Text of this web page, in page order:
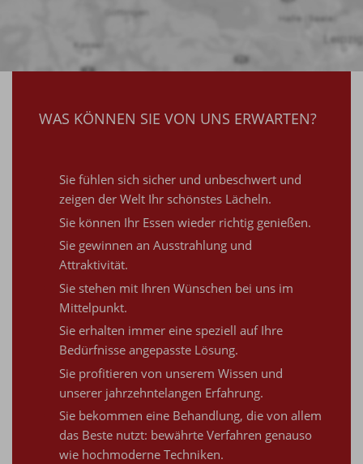
WAS KÖNNEN SIE VON UNS ERWARTEN?
Sie fühlen sich sicher und unbeschwert und
zeigen der Welt Ihr schönstes Lächeln.
Sie können Ihr Essen wieder richtig genießen.
Sie gewinnen an Ausstrahlung und
Attraktivität.
Sie stehen mit Ihren Wünschen bei uns im
Mittelpunkt.
Sie erhalten immer eine speziell auf Ihre
Bedürfnisse angepasste Lösung.
Sie profitieren von unserem Wissen und
unserer jahrzehntelangen Erfahrung.
Sie bekommen eine Behandlung, die von allem
das Beste nutzt: bewährte Verfahren genauso
wie hochmoderne Techniken.